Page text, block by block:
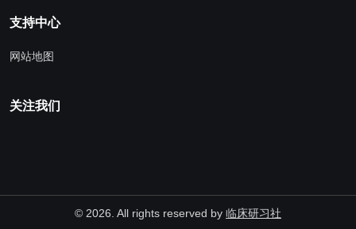
支持中心
网站地图
关注我们
© 2026. All rights reserved by 临床研习社